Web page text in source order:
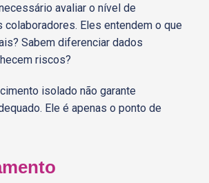
avaliar o nível de
colaboradores. Eles entendem o que
Sabem diferenciar dados
riscos?
isolado não garante
Ele é apenas o ponto de